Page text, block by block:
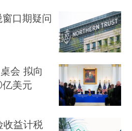
口期疑问
会 拟向
美元
收益计税